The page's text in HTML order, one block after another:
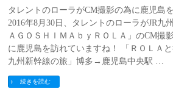
タレントのローラがCM撮影の為に鹿児島
2016年8月30日、タレントのローラがJR九
ＡＧＯＳＨＩＭＡｂｙＲＯＬＡ」のCM撮
に鹿児島を訪れていますね！ 「ＲＯＬＡと
九州新幹線の旅」博多→鹿児島中央駅 …
続きを読む